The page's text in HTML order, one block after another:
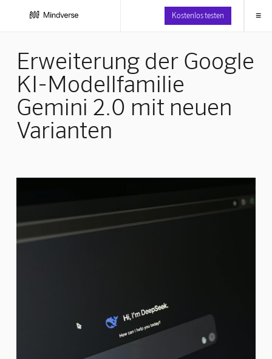
Kostenlos testen ≡
Erweiterung der Google
KI-Modellfamilie
Gemini 2.0 mit neuen
Varianten